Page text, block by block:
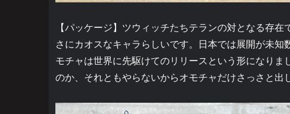
【パッケージ】ツウィッチたちテランの対となる存
さにカオスなキャラらしいです。日本では展開が未
モチャは世界に先駆けてのリリースという形になり
のか、それともやらないからオモチャだけさっさと